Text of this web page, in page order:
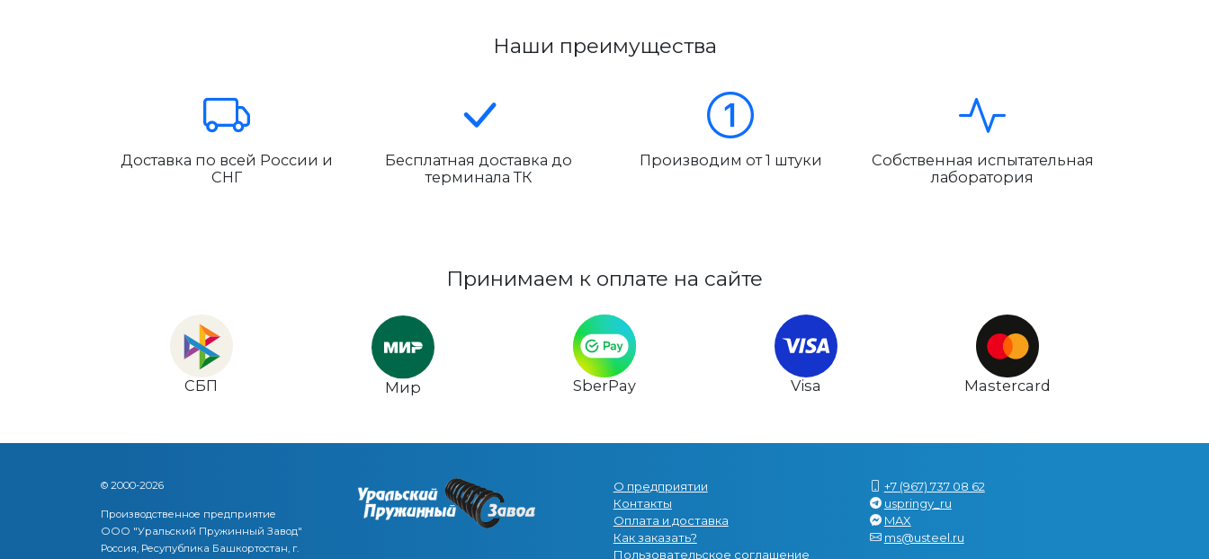
Наши преимущества
Доставка по всей России и
СНГ
Бесплатная доставка до
терминала ТК
Производим от 1 штуки
Собственная испытательная
лаборатория
Принимаем к оплате на сайте
СБП Мир SberPay Visa Mastercard
© 2000-2026
Производственное предприятие
ООО "Уральский Пружинный Завод"
Россия, Ресупублика Башкортостан, г.
О предприятии
Контакты
Оплата и доставка
Как заказать?
Пользовательское соглашение
+7 (967) 737 08 62
uspringy_ru
MAX
ms@usteel.ru